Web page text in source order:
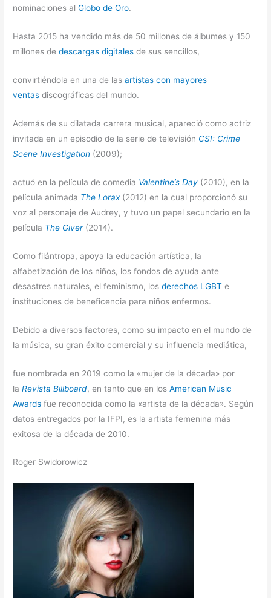
nominaciones alGlobo de Oro.
Hasta 2015 ha vendido más de 50 millones de álbumes y 150
millones dedescargas digitales de sus sencillos,
convirtiéndola en una de lasartistas con mayores
ventas discográficas del mundo.
Además de su dilatada carrera musical, apareció como actriz
invitada en un episodio de la serie de televisión CSI: Crime
Scene Investigation (2009);
actuó en la película de comedia Valentine’s Day (2010), en la
película animada The Lorax(2012) en la cual proporcionó su
voz al personaje de Audrey, y tuvo un papel secundario en la
película The Giver(2014).
Como filántropa, apoya la educación artística, la
alfabetización de los niños, los fondos de ayuda ante
desastres naturales, el feminismo, losderechos LGBT e
instituciones de beneficencia para niños enfermos.
Debido a diversos factores, como su impacto en el mundo de
la música, su gran éxito comercial y su influencia mediática,
fue nombrada en 2019 como la «mujer de la década» por
laRevista Billboard, en tanto que en losAmerican Music
Awards fue reconocida como la «artista de la década». Según
datos entregados por la IFPI, es la artista femenina más
exitosa de la década de 2010.
Roger Swidorowicz